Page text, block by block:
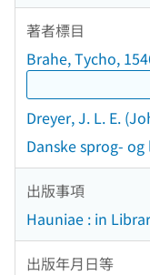
著者標目
Brahe, Tycho,
Dreyer, J. L. E.
Danske sprog-
出版事項
Hauniae : in
出版年月日等